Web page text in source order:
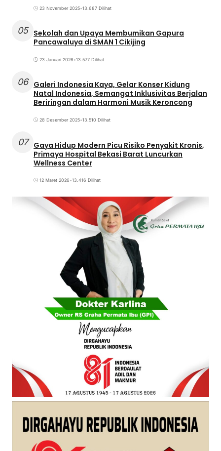
23 November 2025•13.687 Dilihat
05 Sekolah dan Upaya Membumikan Gapura
Pancawaluya di SMAN 1 Cikijing
23 Januari 2026•13.577 Dilihat
06 Galeri Indonesia Kaya, Gelar Konser Kidung
Natal Indonesia, Semangat Inklusivitas Berjalan
Beriringan dalam Harmoni Musik Keroncong
28 Desember 2025•13.510 Dilihat
07
Gaya Hidup Modern Picu Risiko Penyakit Kronis,
Primaya Hospital Bekasi Barat Luncurkan
Wellness Center
12 Maret 2026•13.416 Dilihat